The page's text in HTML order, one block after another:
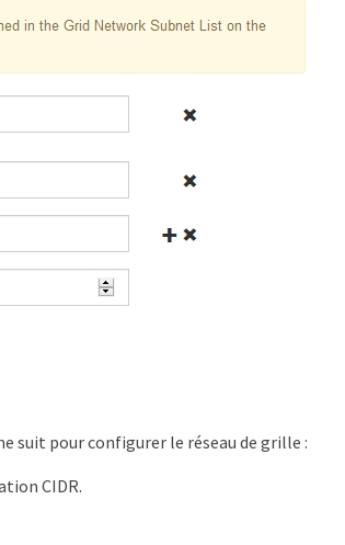
suit pour configurer le réseau de grille :
CIDR.